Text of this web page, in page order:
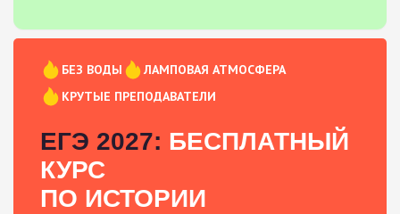
БЕЗ ВОДЫ
ЛАМПОВАЯ АТМОСФЕРА
КРУТЫЕ ПРЕПОДАВАТЕЛИ
ЕГЭ 2027: БЕСПЛАТНЫЙ
КУРС
ПО ИСТОРИИ